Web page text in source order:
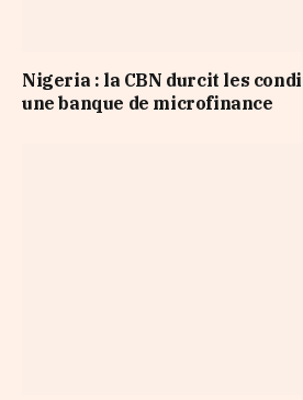
Nigeria : la CBN durcit les
une banque de microfinance